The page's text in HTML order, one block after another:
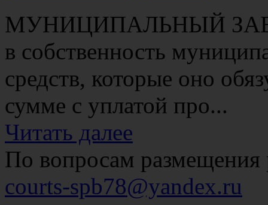
МУНИЦИПАЛЬНЫЙ ЗАЕМ
в собственность
средств, которые оно
сумме с уплатой про...
Читать далее
По вопросам размещения
courts-spb78@yandex.ru